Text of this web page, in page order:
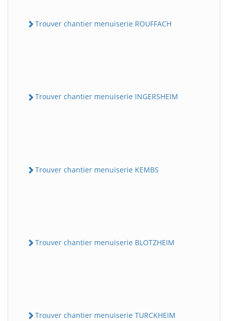
Trouver chantier menuiserie ROUFFACH
Trouver chantier menuiserie INGERSHEIM
Trouver chantier menuiserie KEMBS
Trouver chantier menuiserie BLOTZHEIM
Trouver chantier menuiserie TURCKHEIM